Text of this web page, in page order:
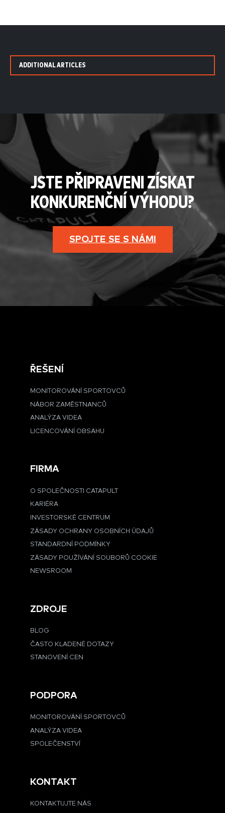
ADDITIONAL ARTICLES
JSTE PŘIPRAVENI ZÍSKAT
KONKURENČNÍ VÝHODU?
SPOJTE SE S NÁMI
ŘEŠENÍ
MONITOROVÁNÍ SPORTOVCŮ
NÁBOR ZAMĚSTNANCŮ
ANALÝZA VIDEA
LICENCOVÁNÍ OBSAHU
FIRMA
O SPOLEČNOSTI CATAPULT
KARIÉRA
INVESTORSKÉ CENTRUM
ZÁSADY OCHRANY OSOBNÍCH ÚDAJŮ
STANDARDNÍ PODMÍNKY
ZÁSADY POUŽÍVÁNÍ SOUBORŮ COOKIE
NEWSROOM
ZDROJE
BLOG
ČASTO KLADENÉ DOTAZY
STANOVENÍ CEN
PODPORA
MONITOROVÁNÍ SPORTOVCŮ
ANALÝZA VIDEA
SPOLEČENSTVÍ
KONTAKT
KONTAKTUJTE NÁS